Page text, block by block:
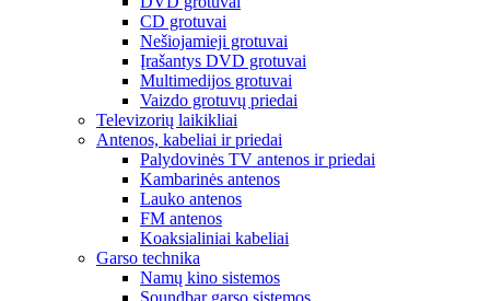
CD grotuvai
Nešiojamieji grotuvai
Įrašantys DVD grotuvai
Multimedijos grotuvai
Vaizdo grotuvų priedai
Televizorių laikikliai
Antenos, kabeliai ir priedai
Palydovinės TV antenos ir priedai
Kambarinės antenos
Lauko antenos
FM antenos
Koaksialiniai kabeliai
Garso technika
Namų kino sistemos
Soundbar garso sistemos